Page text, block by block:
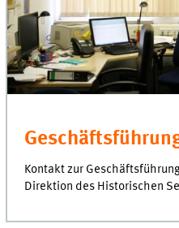
Kontakt zur
Direktion des Historischen